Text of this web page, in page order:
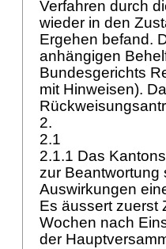
Verfahren durch
wieder in den
Ergehen befand.
anhängigen
Bundesgerichts
mit Hinweisen).
2.
2.1
2.1.1 Das
zur Beantwortung
Auswirkungen
Es äussert zuerst
Wochen nach
der